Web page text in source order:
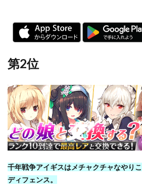
第2位
千年戦争アイギスはメチャクチャなやり
ディフェンス。